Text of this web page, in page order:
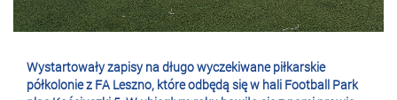
Wystartowały zapisy na długo wyczekiwane piłkarskie
półkolonie z FA Leszno, które odbędą się w hali Football Park